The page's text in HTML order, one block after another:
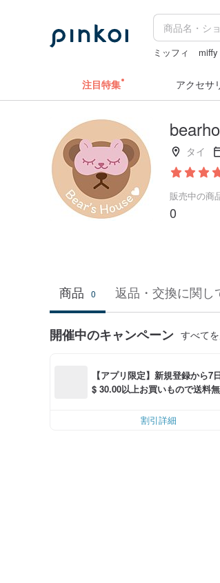
ミッフィ miffy
注目特集 アクセサ
タイ
販売中の商
0
商品 0 返品・交換に関し
開催中のキャンペーン すべて
【アプリ限定】新規登録から7
$ 30.00以上お買いもので送料無
割引詳細